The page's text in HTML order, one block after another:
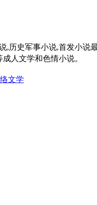
历史军事小说,首发小说
人文学和色情小说。
文学